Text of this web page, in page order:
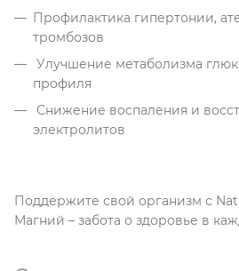
Профилактика гипертонии,
тромбозов
Улучшение метаболизма
профиля
Снижение воспаления и
электролитов
Поддержите свой организм с
Магний – забота о здоровье в